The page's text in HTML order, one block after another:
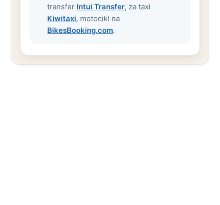
transfer Intui Transfer, za taxi
Kiwitaxi, motocikl na
BikesBooking.com.